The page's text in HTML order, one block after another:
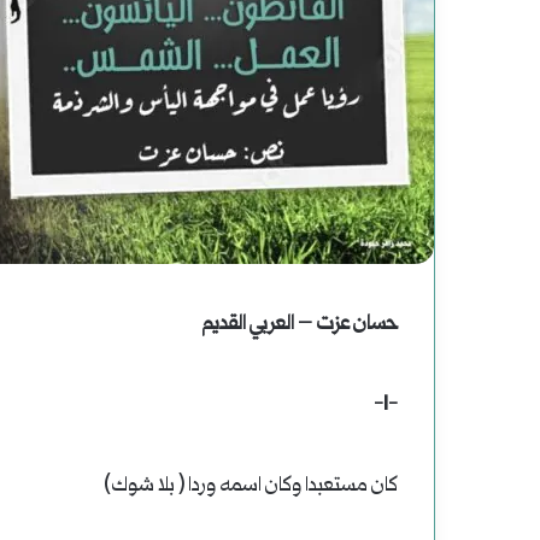
حسان عزت – العربي القديم
-1-
كان مستعبدا وكان اسمه وردا ( بلا شوك)
ملف
محاولات
وعمليات
الاغتيال
يوليو 25, 2024
ملف | محاولات